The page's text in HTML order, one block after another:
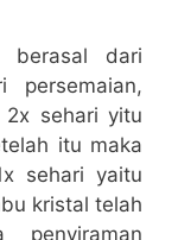
berasal dari
persemaian,
2x sehari yitu
itu maka
sehari yaitu
kristal telah